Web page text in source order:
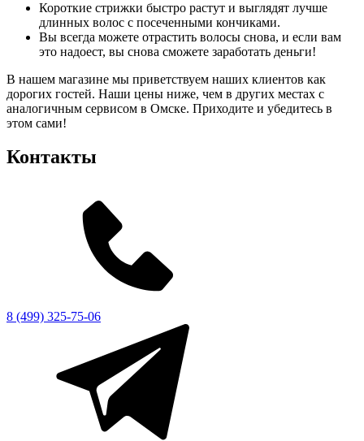
Короткие стрижки быстро растут и выглядят лучше
длинных волос с посеченными кончиками.
Вы всегда можете отрастить волосы снова, и если вам
это надоест, вы снова сможете заработать деньги!
В нашем магазине мы приветствуем наших клиентов как
дорогих гостей. Наши цены ниже, чем в других местах с
аналогичным сервисом в Омске. Приходите и убедитесь в
этом сами!
Контакты
8 (499) 325-75-06